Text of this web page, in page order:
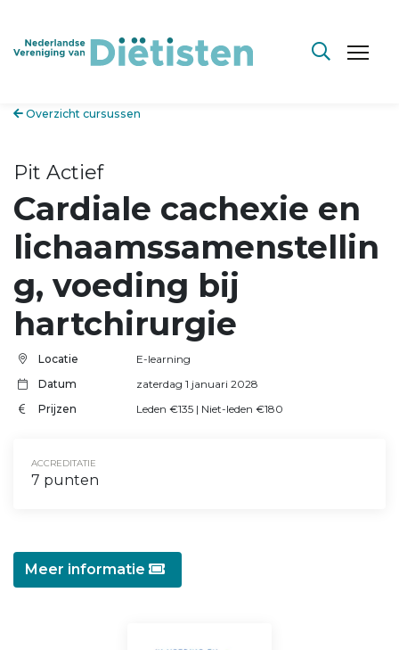
Overzicht cursussen
Pit Actief
Cardiale cachexie en
lichaamssamenstellin
g, voeding bij
hartchirurgie
Locatie
E-learning
Datum
zaterdag 1 januari 2028
Prijzen
Leden €135 | Niet-leden €180
ACCREDITATIE
7 punten
Meer informatie